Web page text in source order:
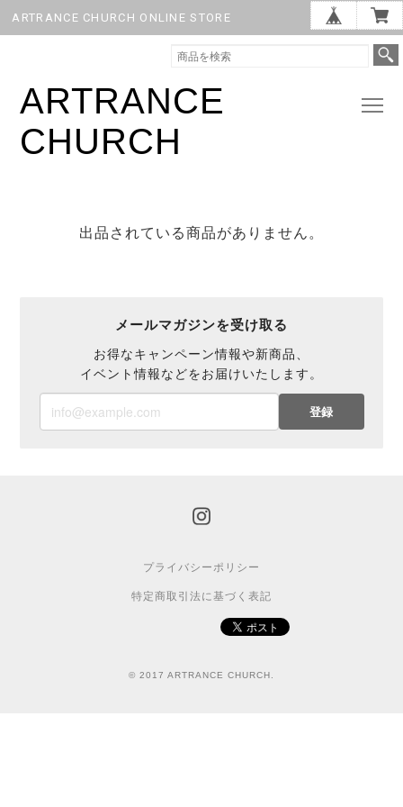
ARTRANCE CHURCH ONLINE STORE
ARTRANCE
CHURCH
出品されている商品がありません。
メールマガジンを受け取る
お得なキャンペーン情報や新商品、
イベント情報などをお届けいたします。
登録
プライバシーポリシー
特定商取引法に基づく表記
© 2017 ARTRANCE CHURCH.